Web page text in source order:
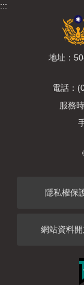
:::
地址：
電話：
服務
隱私權保
網站資料